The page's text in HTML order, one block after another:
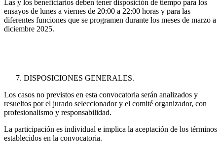
Las y los beneficiarios deben tener disposición de tiempo para los
ensayos de lunes a viernes de 20:00 a 22:00 horas y para las
diferentes funciones que se programen durante los meses de marzo a
diciembre 2025.
DISPOSICIONES GENERALES.
Los casos no previstos en esta convocatoria serán analizados y
resueltos por el jurado seleccionador y el comité organizador, con
profesionalismo y responsabilidad.
La participación es individual e implica la aceptación de los términos
establecidos en la convocatoria.